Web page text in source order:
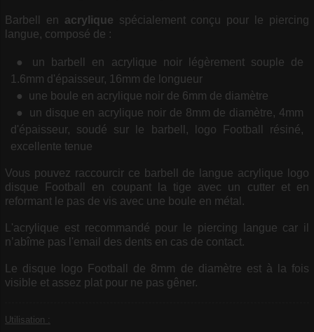
Barbell en acrylique spécialement conçu pour le piercing
langue, composé de :
un barbell en acrylique noir légèrement souple de
1.6mm d'épaisseur, 16mm de longueur
une boule en acrylique noir de 6mm de diamètre
un disque en acrylique noir de 8mm de diamètre, 4mm
d'épaisseur, soudé sur le barbell, logo Football résiné,
excellente tenue
Vous pouvez raccourcir ce barbell de langue acrylique logo
disque Football en coupant la tige avec un cutter et en
reformant le pas de vis avec une boule en métal.
L'acrylique est recommandé pour le piercing langue car il
n’abîme pas l'email des dents en cas de contact.
Le disque logo Football de 8mm de diamètre est à la fois
visible et assez plat pour ne pas gêner.
Utilisation :